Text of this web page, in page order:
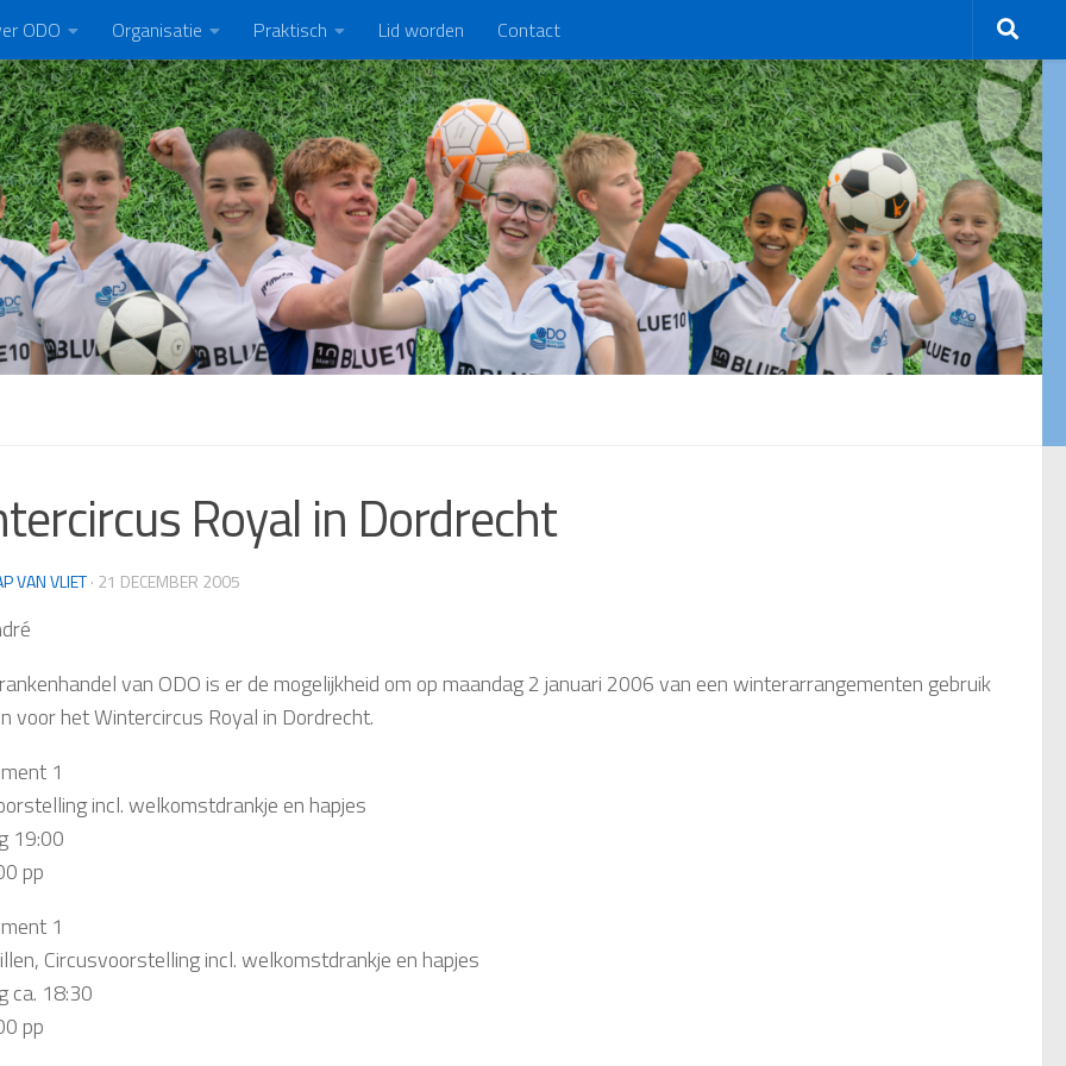
ODO Organisatie Praktisch Lid worden Contact
Royal in Dordrecht
VAN VLIET· 21 DECEMBER 2005
van ODO is er de mogelijkheid om op maandag 2 januari 2006 van een winterarrangementen gebruik
voor het Wintercircus Royal in Dordrecht.
1
incl. welkomstdrankje en hapjes
19:00
pp
1
Circusvoorstelling incl. welkomstdrankje en hapjes
ca. 18:30
pp